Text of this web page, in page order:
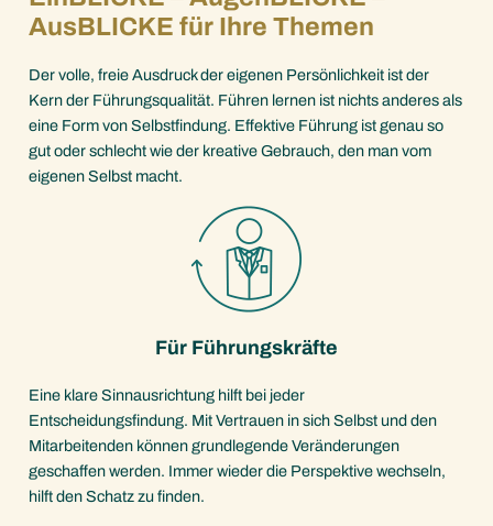
AusBLICKE für Ihre Themen
Der volle, freie Ausdruck der eigenen Persönlichkeit ist der
Kern der Führungsqualität. Führen lernen ist nichts anderes als
eine Form von Selbstfindung. Effektive Führung ist genau so
gut oder schlecht wie der kreative Gebrauch, den man vom
eigenen Selbst macht.
Für Führungskräfte
Eine klare Sinnausrichtung hilft bei jeder
Entscheidungsfindung. Mit Vertrauen in sich Selbst und den
Mitarbeitenden können grundlegende Veränderungen
geschaffen werden. Immer wieder die Perspektive wechseln,
hilft den Schatz zu finden.